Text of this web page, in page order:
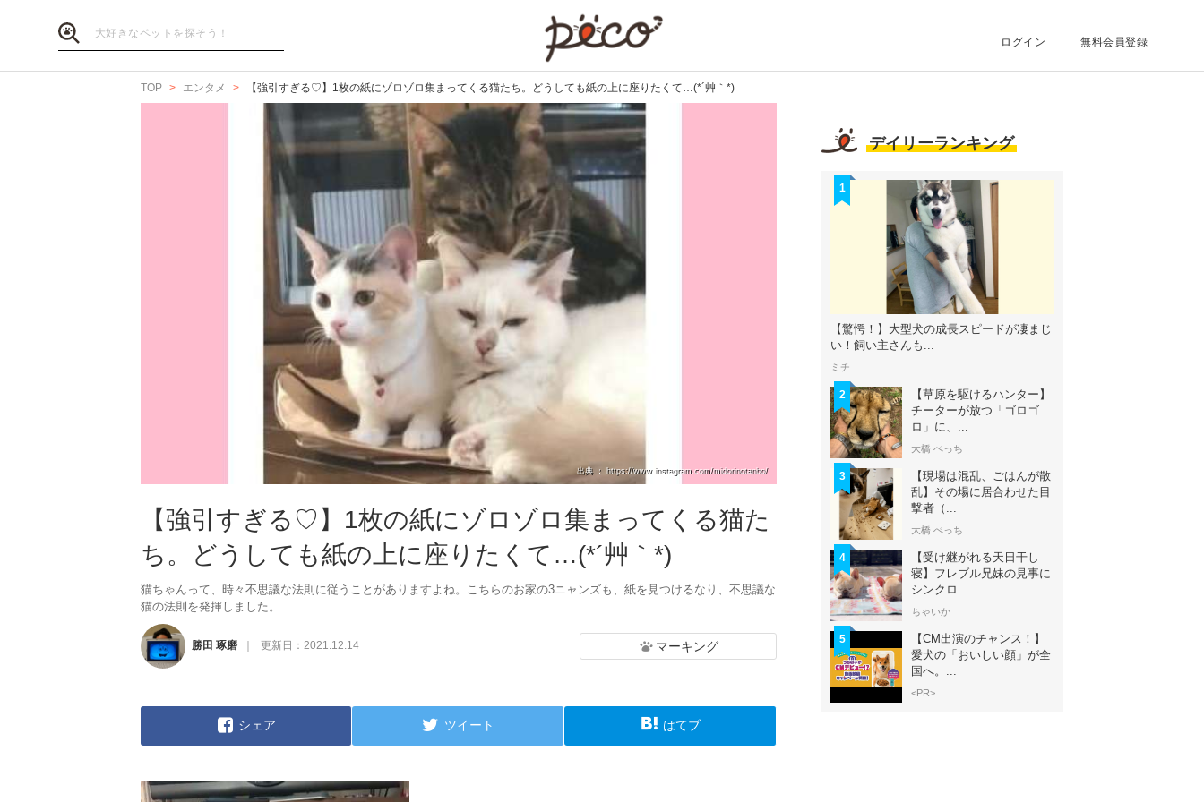
ログイン 無料会員登録
TOP エンタメ 【強引すぎる♡】1枚の紙にゾロゾロ集まってくる猫たち。どうしても紙の上に座りたくて…(*´艸｀*)
出典 ： https://www.instagram.com/midorinotanbo/
【強引すぎる♡】1枚の紙にゾロゾロ集まってくる猫た
ち。どうしても紙の上に座りたくて…(*´艸｀*)
猫ちゃんって、時々不思議な法則に従うことがありますよね。こちらのお家の3ニャンズも、紙を見つけるなり、不思議な
猫の法則を発揮しました。
勝田 琢磨 更新日： 2021.12.14 マーキング
シェア ツイート はてブ
デイリーランキング
1
【驚愕！】大型犬の成長スピードが凄まじ
い！飼い主さんも...
ミチ
2
【草原を駆けるハンター】
チーターが放つ「ゴロゴ
ロ」に、...
大橋 ぺっち
3
【現場は混乱、ごはんが散
乱】その場に居合わせた目
撃者（...
大橋 ぺっち
4
【受け継がれる天日干し
寝】フレブル兄妹の見事に
シンクロ...
ちゃいか
5
【CM出演のチャンス！】
愛犬の「おいしい顔」が全
国へ。...
<PR>